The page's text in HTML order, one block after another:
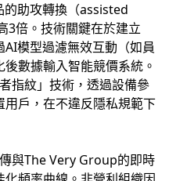
的助攻轉換（assisted
倍。技術關鍵在於建立
AI模型過濾無效互動（如員
數據輸入智能競價系統。
指紋」技術，透過設備參
戶，在不違反隱私規範下
與The Very Group的即時